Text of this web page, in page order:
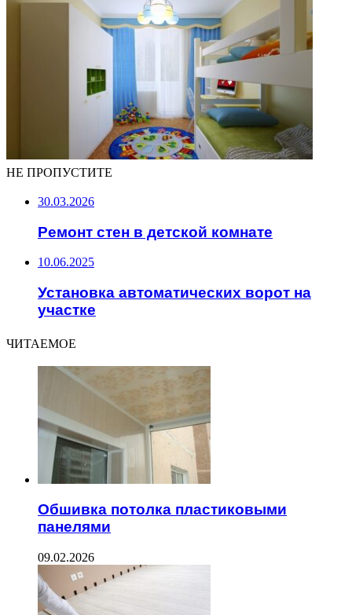
НЕ ПРОПУСТИТЕ
30.03.2026
Ремонт стен в детской комнате
10.06.2025
Установка автоматических ворот на
участке
ЧИТАЕМОЕ
Обшивка потолка пластиковыми
панелями
09.02.2026